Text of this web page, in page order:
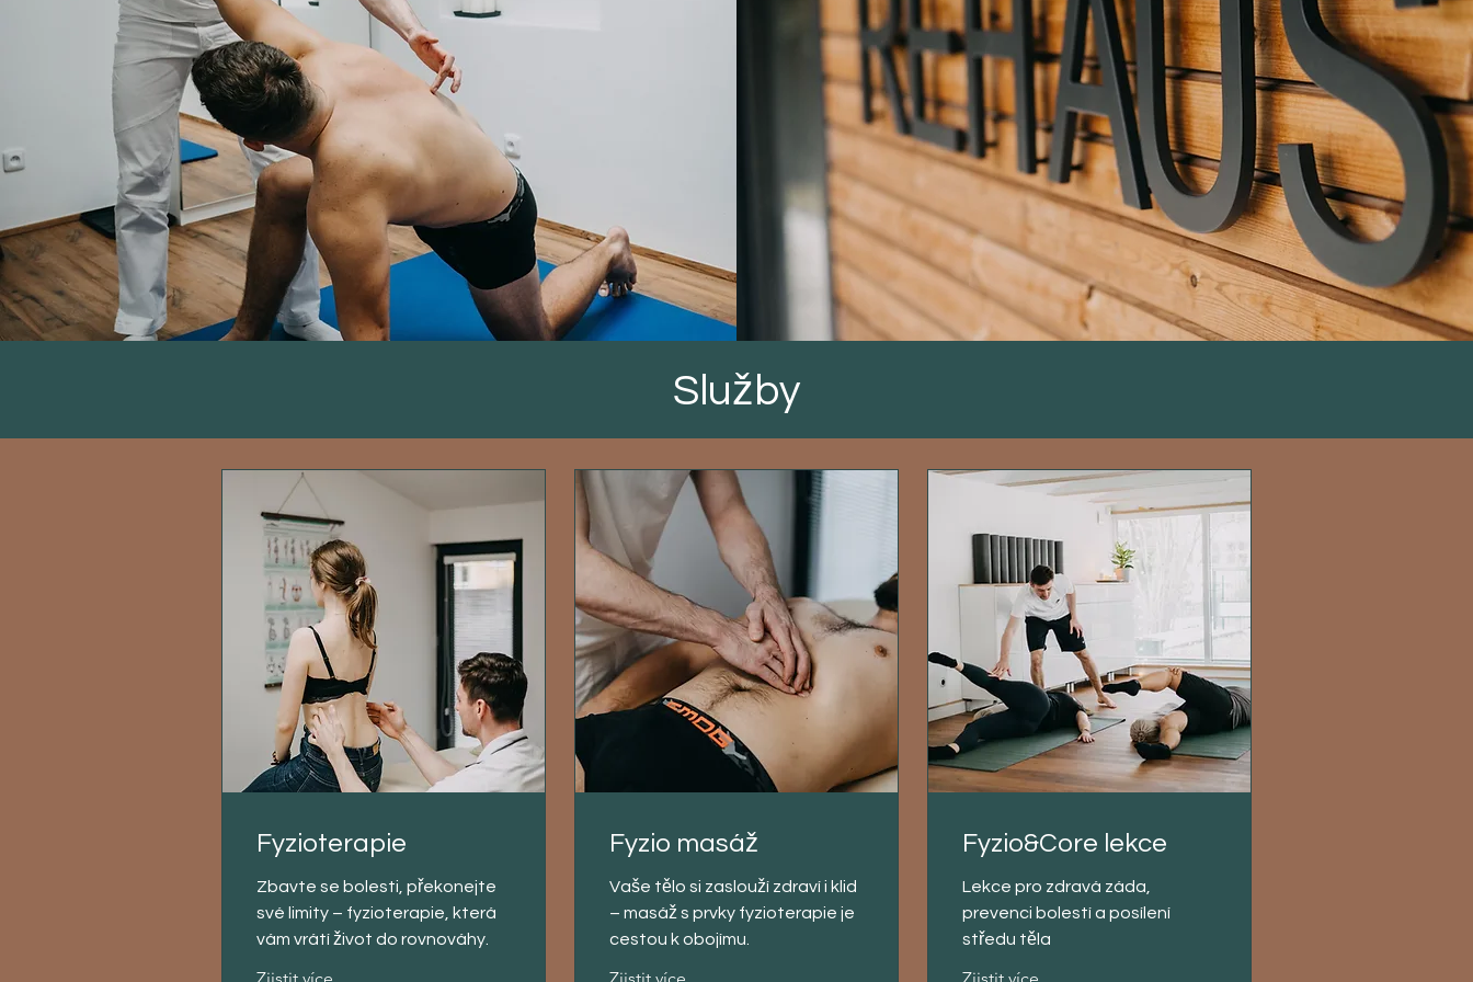
Služby
Fyzioterapie
Zbavte se bolesti, překonejte
své limity – fyzioterapie, která
vám vrátí život do rovnováhy.
Zjistit více
Fyzio masáž
Vaše tělo si zaslouží zdraví i klid
– masáž s prvky fyzioterapie je
cestou k obojímu.
Zjistit více
Fyzio&Core lekce
Lekce pro zdravá záda,
prevenci bolestí a posílení
středu těla
Zjistit více